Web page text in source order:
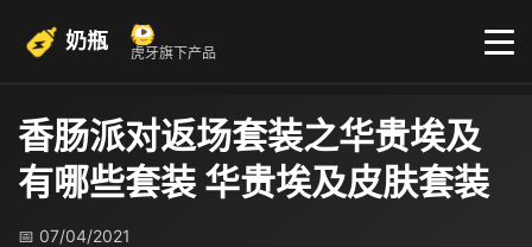
奶瓶 虎牙旗下产品
香肠派对返场套装之华贵埃及
有哪些套装 华贵埃及皮肤套装
📅 07/04/2021